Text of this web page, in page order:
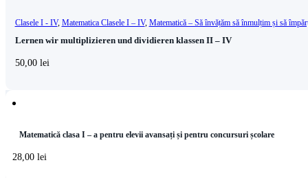
Clasele I - IV, Matematica Clasele I – IV, Matematică – Să învățăm să înmulțim și să
Lernen wir multiplizieren und dividieren klassen II – IV
50,00 lei
Matematică clasa I – a pentru elevii avansați și pentru concursuri școlare
28,00 lei